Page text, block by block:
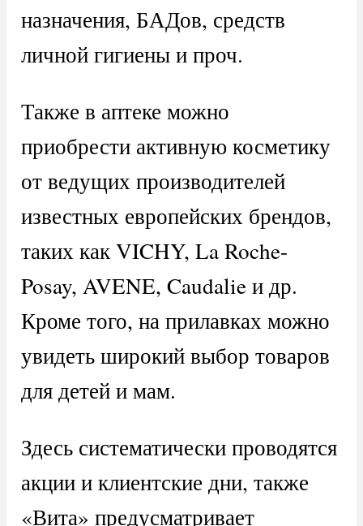
назначения, БАДов, средств
личной гигиены и проч.
Также в аптеке можно
приобрести активную косметику
от ведущих производителей
известных европейских брендов,
таких как VICHY, La Roche-
Posay, AVENE, Caudalie и др.
Кроме того, на прилавках можно
увидеть широкий выбор товаров
для детей и мам.
Здесь систематически проводятся
акции и клиентские дни, также
«Вита» предусматривает